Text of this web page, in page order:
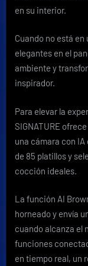
en su interior.
Cuando no está
elegantes en el
ambiente y
inspirador.
Para elevar la
SIGNATURE
una cámara con
de 85 platillos y
cocción ideales.
La función AI
horneado y envía
cuando alcanza el
funciones
en tiempo real, un